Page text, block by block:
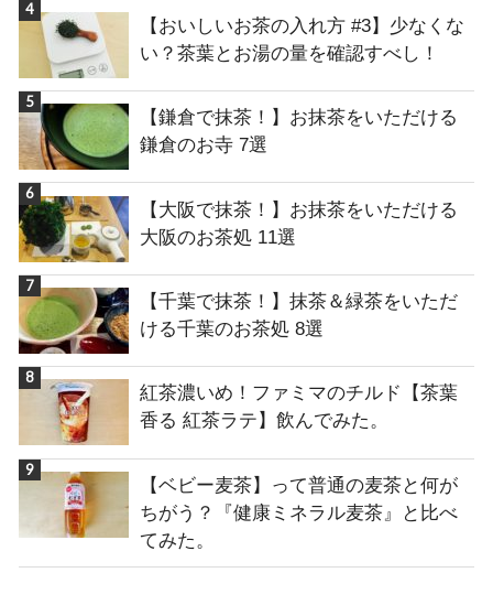
【おいしいお茶の入れ方 #3】少なくな
い？茶葉とお湯の量を確認すべし！
【鎌倉で抹茶！】お抹茶をいただける
鎌倉のお寺 7選
【大阪で抹茶！】お抹茶をいただける
大阪のお茶処 11選
【千葉で抹茶！】抹茶＆緑茶をいただ
ける千葉のお茶処 8選
紅茶濃いめ！ファミマのチルド【茶葉
香る 紅茶ラテ】飲んでみた。
【ベビー麦茶】って普通の麦茶と何が
ちがう？『健康ミネラル麦茶』と比べ
てみた。